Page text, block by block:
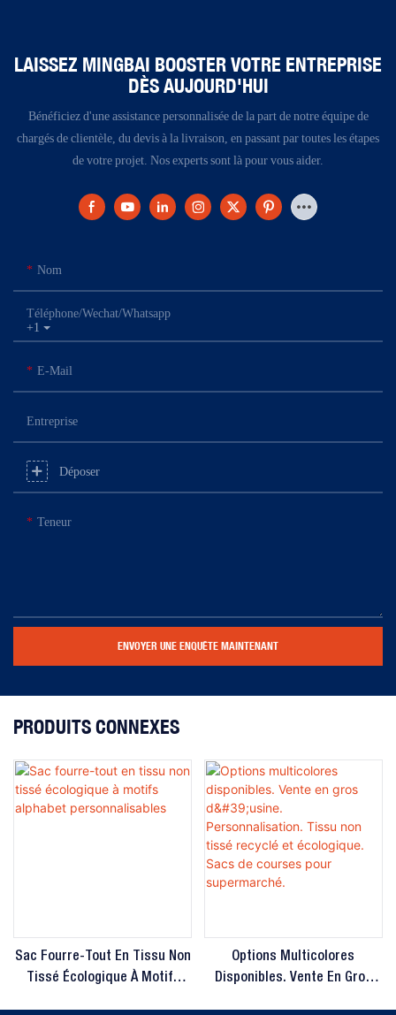
LAISSEZ MINGBAI BOOSTER VOTRE ENTREPRISE
DÈS AUJOURD'HUI
Bénéficiez d'une assistance personnalisée de la part de notre équipe de
chargés de clientèle, du devis à la livraison, en passant par toutes les étapes
de votre projet. Nos experts sont là pour vous aider.
Nom
+1
Téléphone/Wechat/Whatsapp
E-Mail
Entreprise
Déposer
Teneur
ENVOYER UNE ENQUÊTE MAINTENANT
PRODUITS CONNEXES
Sac Fourre-Tout En Tissu Non
Tissé Écologique À Motifs
Options Multicolores
Disponibles. Vente En Gros